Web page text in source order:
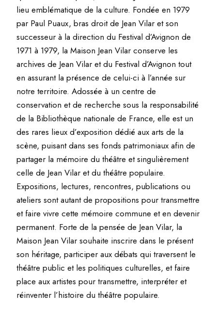
lieu emblématique de la culture. Fondée en 1979
par Paul Puaux, bras droit de Jean Vilar et son
successeur à la direction du Festival d’Avignon de
1971 à 1979, la Maison Jean Vilar conserve les
archives de Jean Vilar et du Festival d’Avignon tout
en assurant la présence de celui-ci à l’année sur
notre territoire. Adossée à un centre de
conservation et de recherche sous la responsabilité
de la Bibliothèque nationale de France, elle est un
des rares lieux d’exposition dédié aux arts de la
scène, puisant dans ses fonds patrimoniaux afin de
partager la mémoire du théâtre et singulièrement
celle de Jean Vilar et du théâtre populaire.
Expositions, lectures, rencontres, publications ou
ateliers sont autant de propositions pour transmettre
et faire vivre cette mémoire commune et en devenir
permanent. Forte de la pensée de Jean Vilar, la
Maison Jean Vilar souhaite inscrire dans le présent
son héritage, participer aux débats qui traversent le
théâtre public et les politiques culturelles, et faire
place aux artistes pour transmettre, interpréter et
réinventer l’histoire du théâtre populaire.